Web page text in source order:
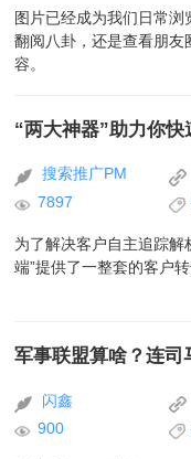
图片已经成为我们日常浏
翻阅八卦，还是查看朋友
容。
“两大神器”助力你快
搜索推广PM
7897
为了解决客户自主追踪解
端”提供了一整套的客户
军事联盟算啥？连司
闪鑫
900